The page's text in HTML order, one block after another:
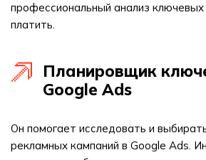
профессиональный анализ ключевых
платить.
Планировщик
Google Ads
Он помогает исследовать и
рекламных кампаний в Google Ads.